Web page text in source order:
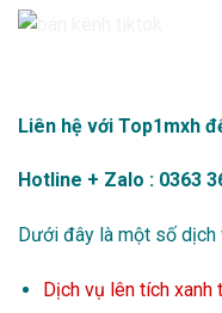
Liên hệ với Top1mxh
Hotline + Zalo : 0363
Dưới đây là một số dịch
Dịch vụ lên tích xanh